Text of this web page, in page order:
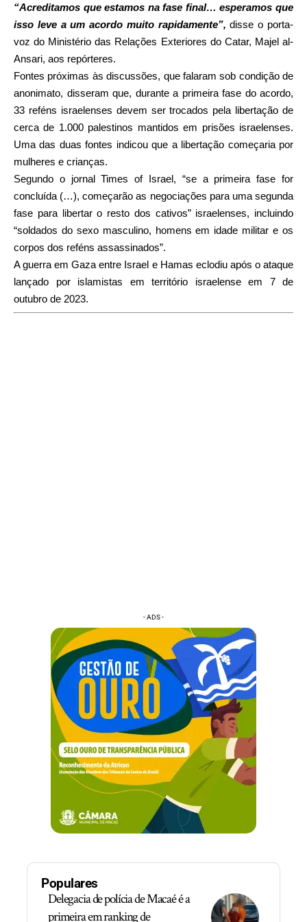
“Acreditamos que estamos na fase final… esperamos que
isso leve a um acordo muito rapidamente”, disse o porta-
voz do Ministério das Relações Exteriores do Catar, Majel al-
Ansari, aos repórteres.
Fontes próximas às discussões, que falaram sob condição de
anonimato, disseram que, durante a primeira fase do acordo,
33 reféns israelenses devem ser trocados pela libertação de
cerca de 1.000 palestinos mantidos em prisões israelenses.
Uma das duas fontes indicou que a libertação começaria por
mulheres e crianças.
Segundo o jornal Times of Israel, “se a primeira fase for
concluída (…), começarão as negociações para uma segunda
fase para libertar o resto dos cativos” israelenses, incluindo
“soldados do sexo masculino, homens em idade militar e os
corpos dos reféns assassinados”.
A guerra em Gaza entre Israel e Hamas eclodiu após o ataque
lançado por islamistas em território israelense em 7 de
outubro de 2023.
- ADS -
Populares
Delegacia de polícia de Macaé é a
primeira em ranking de